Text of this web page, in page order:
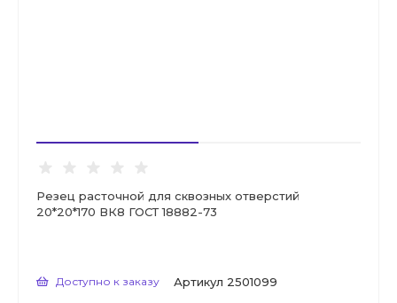
Резец расточной для сквозных отверстий
20*20*170 ВК8 ГОСТ 18882-73
Доступно к заказу Артикул 2501099